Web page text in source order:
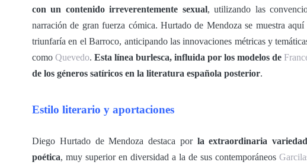
con un contenido irreverentemente sexual, utilizando las
narración de gran fuerza cómica. Hurtado de Mendoza se muestra
triunfaría en el Barroco, anticipando las innovaciones métricas y
como Quevedo. Esta línea burlesca, influida por los modelos de
de los géneros satíricos en la literatura española posterior.
Estilo literario y aportaciones
Diego Hurtado de Mendoza destaca por la extraordinaria
poética, muy superior en diversidad a la de sus contemporáneos